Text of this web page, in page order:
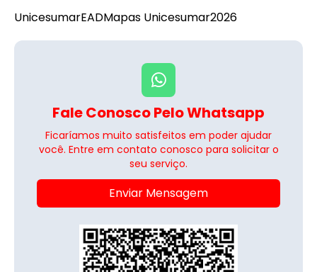
UnicesumarEADMapas Unicesumar2026
Fale Conosco Pelo Whatsapp
Ficaríamos muito satisfeitos em poder ajudar
você. Entre em contato conosco para solicitar o
seu serviço.
Enviar Mensagem